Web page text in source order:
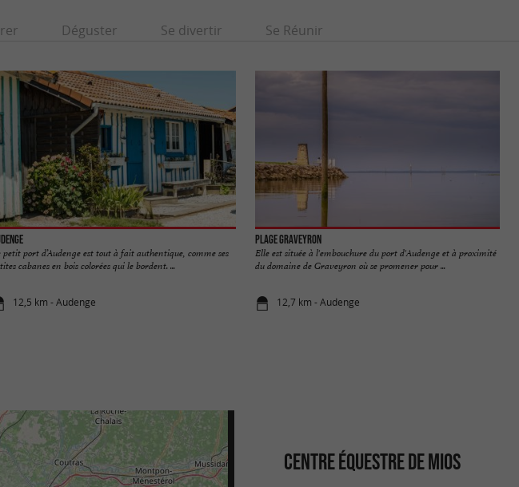
Déguster Se divertir Se Réunir
petit port d’Audenge est tout à fait authentique, comme ses
cabanes en bois colorées qui le bordent. ...
12,5 km - Audenge
Plage Graveyron
Elle est située à l'embouchure du port d'Audenge et à proximité
du domaine de Graveyron où se promener pour ...
12,7 km - Audenge
CENTRE ÉQUESTRE DE MIOS